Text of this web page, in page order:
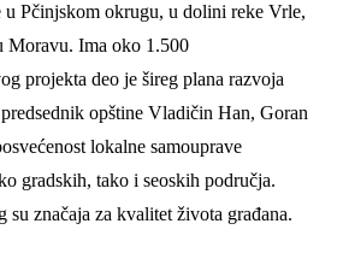
u Pčinjskom okrugu, u dolini reke Vrle,
Moravu. Ima oko 1.500
projekta deo je šireg plana razvoja
opštine Vladičin Han, Goran
lokalne samouprave
gradskih, tako i seoskih područja.
značaja za kvalitet života građana.